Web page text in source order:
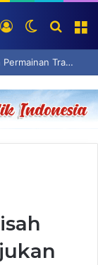
Search
for
Switch
skin
Log
In
Hari Anak Di Mojokerto, Pemkot Galakkan Permainan Tradisional Hindarkan Ketergantungan Anak Pada Gadget